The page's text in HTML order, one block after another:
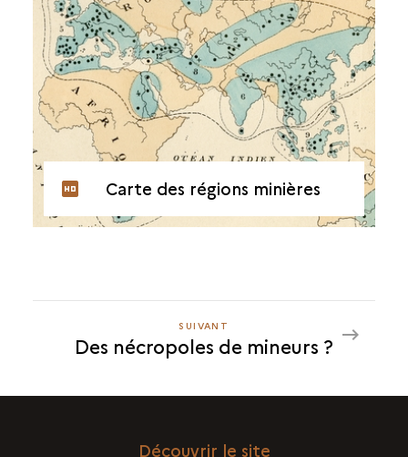
Carte des régions minières
SUIVANT
DES
SUIVANT
Des nécropoles de mineurs ?
Découvrir le site